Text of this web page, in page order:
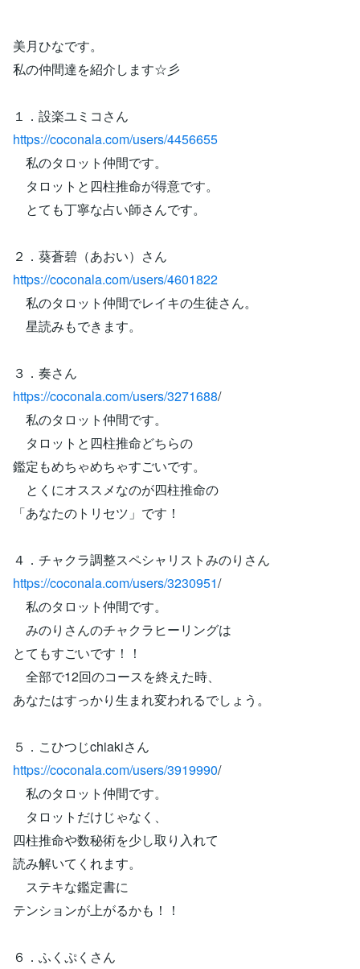
美月ひなです。
私の仲間達を紹介します☆彡
１．設楽ユミコさん
https://coconala.com/users/4456655
私のタロット仲間です。
タロットと四柱推命が得意です。
とても丁寧な占い師さんです。
２．葵蒼碧（あおい）さん
https://coconala.com/users/4601822
私のタロット仲間でレイキの生徒さん。
星読みもできます。
３．奏さん
https://coconala.com/users/3271688/
私のタロット仲間です。
タロットと四柱推命どちらの
鑑定もめちゃめちゃすごいです。
とくにオススメなのが四柱推命の
「あなたのトリセツ」です！
４．チャクラ調整スペシャリストみのりさん
https://coconala.com/users/3230951/
私のタロット仲間です。
みのりさんのチャクラヒーリングは
とてもすごいです！！
全部で12回のコースを終えた時、
あなたはすっかり生まれ変われるでしょう。
５．こひつじchiakiさん
https://coconala.com/users/3919990/
私のタロット仲間です。
タロットだけじゃなく、
四柱推命や数秘術を少し取り入れて
読み解いてくれます。
ステキな鑑定書に
テンションが上がるかも！！
６．ふくぷくさん